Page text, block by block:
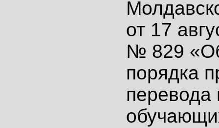
от 17
№ 829
порядка
перевода